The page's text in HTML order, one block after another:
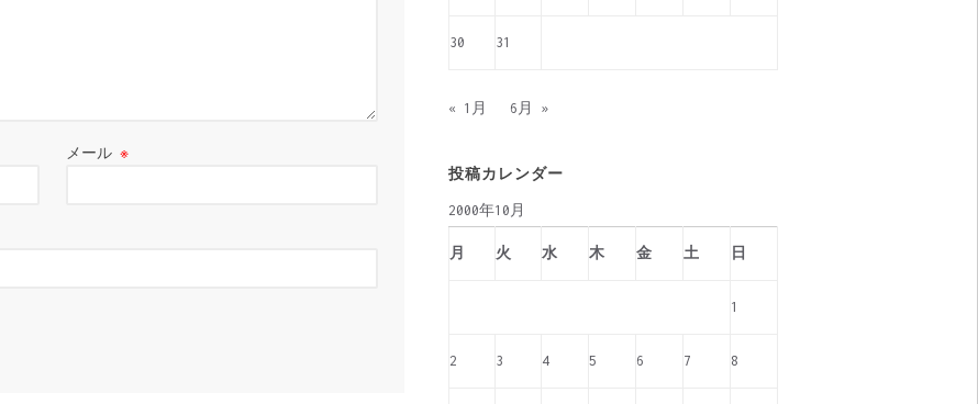
メール ※
30 31
« 1月 6月 »
投稿カレンダー
2000年10月
月 火 水 木 金 土 日
1
2 3 4 5 6 7 8